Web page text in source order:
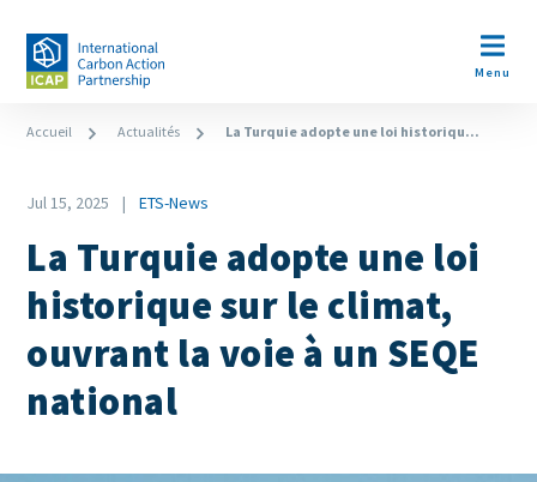
contenu
Open
Menu
Fil
Accueil Actualités La Turquie adopte une loi historiqu...
Date
Jul 15, 2025
Category
ETS-News
La Turquie adopte une loi
historique sur le climat,
ouvrant la voie à un SEQE
national